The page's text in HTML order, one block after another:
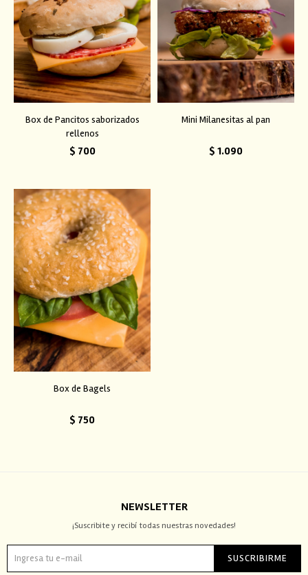
Box de Pancitos saborizados
rellenos
$ 700
Mini Milanesitas al pan
$ 1.090
Box de Bagels
$ 750
NEWSLETTER
¡Suscribite y recibí todas nuestras novedades!
SUSCRIBIRME